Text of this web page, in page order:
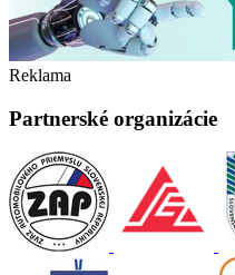
Reklama
Partnerské organizácie